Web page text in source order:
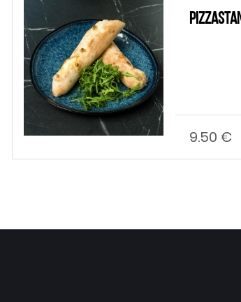
9.50 €